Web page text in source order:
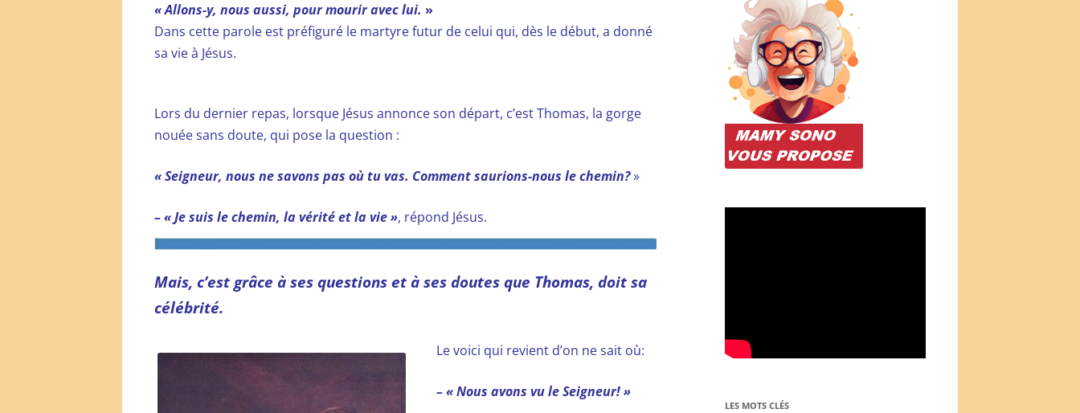
« Allons-y, nous aussi, pour mourir avec lui. »
Dans cette parole est préfiguré le martyre futur de celui qui, dès le début, a donné
sa vie à Jésus.
Lors du dernier repas, lorsque Jésus annonce son départ, c’est Thomas, la gorge
nouée sans doute, qui pose la question :
« Seigneur, nous ne savons pas où tu vas. Comment saurions-nous le chemin?»
– « Je suis le chemin, la vérité et la vie », répond Jésus.
Mais, c’est grâce à ses questions et à ses doutes que Thomas, doit sa
célébrité.
Le voici qui revient d’on ne sait où:
– « Nous avons vu le Seigneur! »
LES MOTS CLÉS